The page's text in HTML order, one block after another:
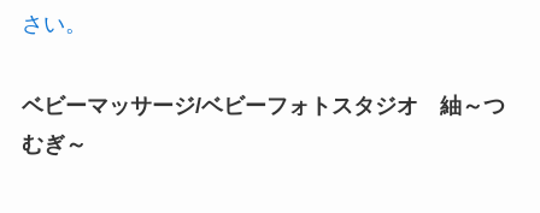
さい。
ベビーマッサージ/ベビーフォトスタジオ 紬～つ
むぎ～